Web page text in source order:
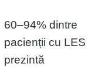
60–94% dintre
pacienții cu LES
prezintă